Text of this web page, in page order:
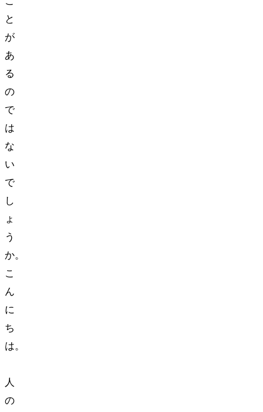
と
が
あ
る
の
で
は
な
い
で
し
ょ
う
か。
こ
ん
に
ち
は。
人
の